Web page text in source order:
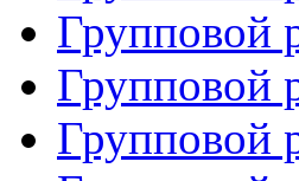
Групповой
Групповой
Групповой